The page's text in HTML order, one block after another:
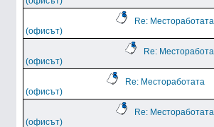
Re: Местоработата
(офисът)
Re:
(офисът)
Re: Местоработата
(офисът)
Re: Местоработата
(офисът)